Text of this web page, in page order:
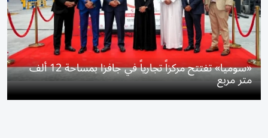
«سوميا» تفتتح مركزاً تجارياً في جافزا بمساحة 12 ألف
متر مربع